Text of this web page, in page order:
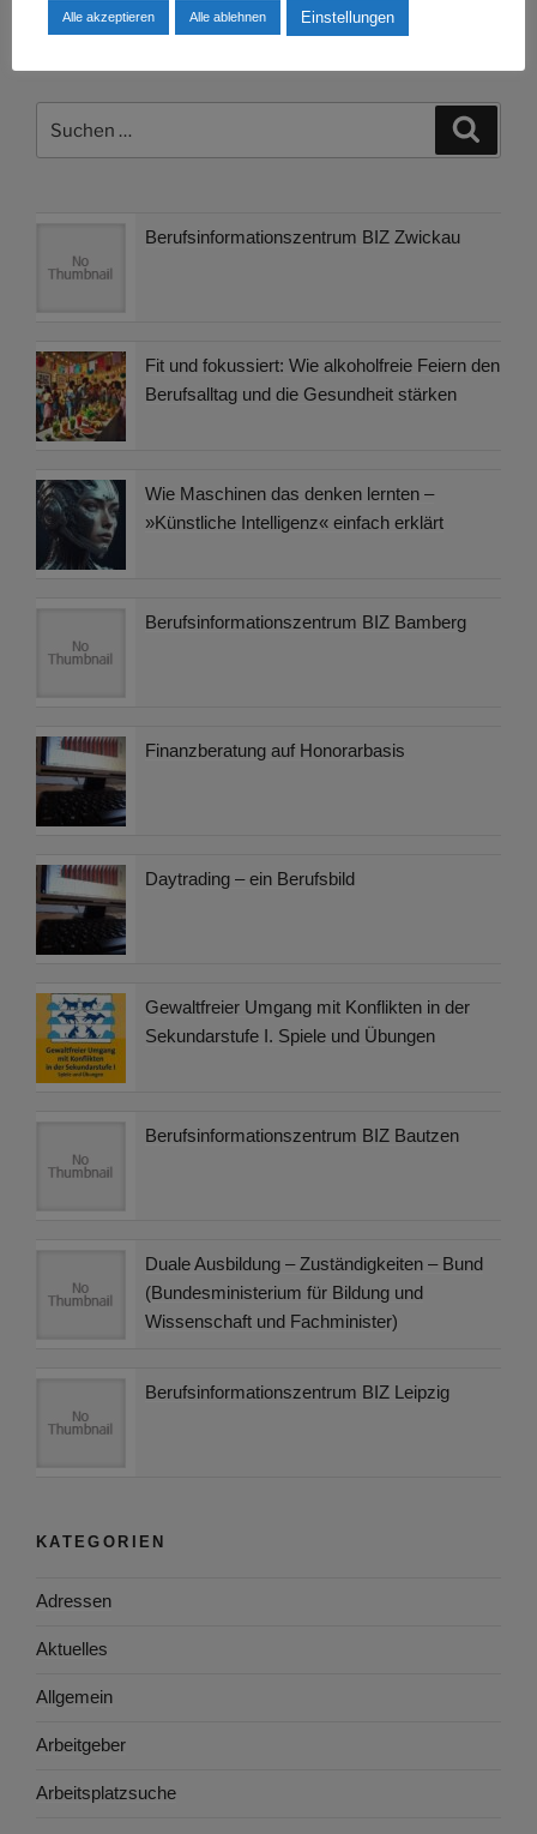
nach:
Berufsinformationszentrum BIZ Zwickau
Fit und fokussiert: Wie alkoholfreie Feiern den
Berufsalltag und die Gesundheit stärken
Wie Maschinen das denken lernten –
»Künstliche Intelligenz« einfach erklärt
Berufsinformationszentrum BIZ Bamberg
Finanzberatung auf Honorarbasis
Daytrading – ein Berufsbild
Gewaltfreier Umgang mit Konflikten in der
Sekundarstufe I. Spiele und Übungen
Berufsinformationszentrum BIZ Bautzen
Duale Ausbildung – Zuständigkeiten – Bund
(Bundesministerium für Bildung und
Wissenschaft und Fachminister)
Berufsinformationszentrum BIZ Leipzig
KATEGORIEN
Adressen
Aktuelles
Allgemein
Arbeitgeber
Arbeitsplatzsuche
Alle akzeptieren Alle ablehnen Einstellungen